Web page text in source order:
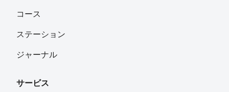
コース
ステーション
ジャーナル
サービス